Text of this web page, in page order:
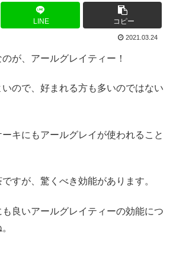
LINE コピー
2021.03.24
が、アールグレイティー！
ので、好まれる方も多いのではない
キにもアールグレイが使われること
すが、驚くべき効能があります。
良いアールグレイティーの効能につ